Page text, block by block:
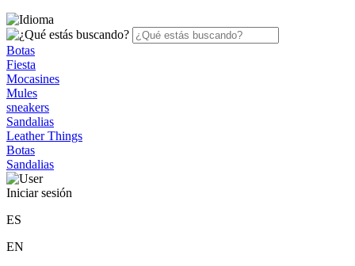
Botas
Fiesta
Mocasines
Mules
sneakers
Sandalias
Leather Things
Botas
Sandalias
Iniciar sesión
ES
EN